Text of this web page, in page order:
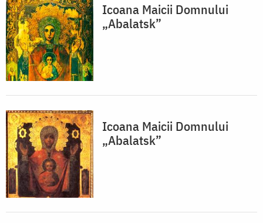
Icoana Maicii Domnului
„Abalatsk”
Icoana Maicii Domnului
„Abalatsk”